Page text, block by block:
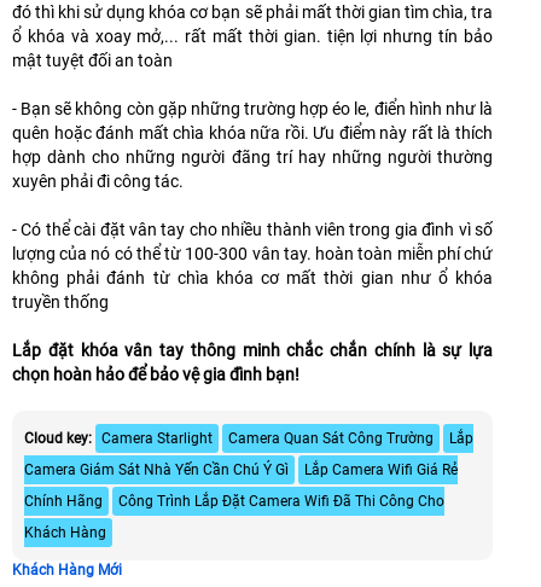
đó thì khi sử dụng khóa cơ bạn sẽ phải mất thời gian tìm chìa, tra
ổ khóa và xoay mở,... rất mất thời gian. tiện lợi nhưng tín bảo
mật tuyệt đối an toàn
- Bạn sẽ không còn gặp những trường hợp éo le, điển hình như là
quên hoặc đánh mất chìa khóa nữa rồi. Ưu điểm này rất là thích
hợp dành cho những người đãng trí hay những người thường
xuyên phải đi công tác.
- Có thể cài đặt vân tay cho nhiều thành viên trong gia đình vì số
lượng của nó có thể từ 100-300 vân tay. hoàn toàn miễn phí chứ
không phải đánh từ chìa khóa cơ mất thời gian như ổ khóa
truyền thống
Lắp đặt khóa vân tay thông minh chắc chắn chính là sự lựa
chọn hoàn hảo để bảo vệ gia đình bạn!
Cloud key: Camera Starlight Camera Quan Sát Công Trường
Lắp
Camera Giám Sát Nhà Yến Cần Chú Ý Gì
Lắp Camera Wifi Giá Rẻ
Chính Hãng
Công Trình Lắp Đặt Camera Wifi Đã Thi Công Cho
Khách Hàng
Khách Hàng Mới